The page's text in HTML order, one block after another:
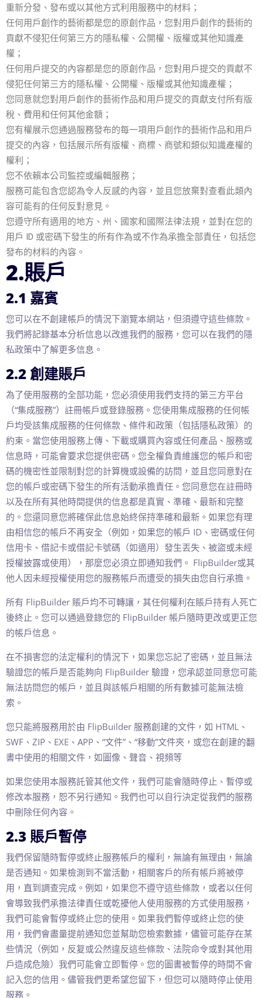
重新分發、發布或以其他方式利用服務中的材料；
任何用戶創作的藝術都是您的原創作品，您對用戶創作的藝術的
貢獻不侵犯任何第三方的隱私權、公開權、版權或其他知識產
權；
任何用戶提交的內容都是您的原創作品，您對用戶提交的貢獻不
侵犯任何第三方的隱私權、公開權、版權或其他知識產權；
您同意就您對用戶創作的藝術作品和用戶提交的貢獻支付所有版
稅、費用和任何其他金額；
您有權展示您通過服務發布的每一項用戶創作的藝術作品和用戶
提交的內容，包括展示所有版權、商標、商號和類似知識產權的
權利；
您不依賴本公司監控或編輯服務；
服務可能包含您認為令人反感的內容，並且您放棄對查看此類內
容可能有的任何反對意見。
您遵守所有適用的地方、州、國家和國際法律法規，並對在您的
用戶 ID 或密碼下發生的所有作為或不作為承擔全部責任，包括您
發布的材料的內容。
2.賬戶
2.1 嘉賓
您可以在不創建帳戶的情況下瀏覽本網站，但須遵守這些條款。
我們將記錄基本分析信息以改進我們的服務，您可以在我們的隱
私政策中了解更多信息。
2.2 創建賬戶
為了使用服務的全部功能，您必須使用我們支持的第三方平台
（“集成服務”）註冊帳戶或登錄服務。您使用集成服務的任何帳
戶均受該集成服務的任何條款、條件和政策（包括隱私政策）的
約束。當您使用服務上傳、下載或購買內容或任何產品、服務或
信息時，可能會要求您提供密碼。您全權負責維護您的帳戶和密
碼的機密性並限制對您的計算機或設備的訪問，並且您同意對在
您的帳戶或密碼下發生的所有活動承擔責任。您同意您在註冊時
以及在所有其他時間提供的信息都是真實、準確、最新和完整
的。您還同意您將確保此信息始終保持準確和最新。如果您有理
由相信您的帳戶不再安全（例如，如果您的帳戶 ID、密碼或任何
信用卡、借記卡或借記卡號碼（如適用）發生丟失、被盜或未經
授權披露或使用），那麼您必須立即通知我們。 FlipBuilder或其
他人因未經授權使用您的服務帳戶而遭受的損失由您自行承擔。
所有 FlipBuilder 賬戶均不可轉讓，其任何權利在賬戶持有人死亡
後終止。您可以通過登錄您的 FlipBuilder 帳戶隨時更改或更正您
的帳戶信息。
在不損害您的法定權利的情況下，如果您忘記了密碼，並且無法
驗證您的帳戶是否能夠向 FlipBuilder 驗證，您承認並同意您可能
無法訪問您的帳戶，並且與該帳戶相關的所有數據可能無法檢
索。
您只能將服務用於由 FlipBuilder 服務創建的文件，如 HTML、
SWF、ZIP、EXE、APP、“文件”、“移動”文件夾，或您在創建的翻
書中使用的相關文件，如圖像、聲音、視頻等
如果您使用本服務託管其他文件，我們可能會隨時停止、暫停或
修改本服務，恕不另行通知。我們也可以自行決定從我們的服務
中刪除任何內容。
2.3 賬戶暫停
我們保留隨時暫停或終止服務帳戶的權利，無論有無理由，無論
是否通知。如果檢測到不當活動，相關客戶的所有帳戶將被停
用，直到調查完成。例如，如果您不遵守這些條款，或者以任何
會導致我們承擔法律責任或乾擾他人使用服務的方式使用服務，
我們可能會暫停或終止您的使用。如果我們暫停或終止您的使
用，我們會盡量提前通知您並幫助您檢索數據，儘管可能存在某
些情況（例如，反复或公然違反這些條款、法院命令或對其他用
戶造成危險）我們可能會立即暫停。您的圖書被暫停的時間不會
記入您的信用。儘管我們更希望您留下，但您可以隨時停止使用
服務。